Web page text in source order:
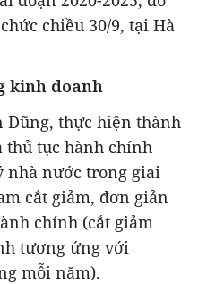
chiều 30/9, tại Hà
kinh doanh
Dũng, thực hiện thành
thủ tục hành chính
nhà nước trong giai
cắt giảm, đơn giản
chính (cắt giảm
tương ứng với
mỗi năm).